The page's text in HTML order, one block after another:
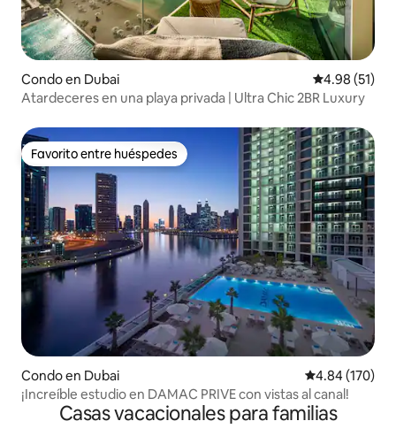
Condo en Dubai Calificación
4.98 (51)
Atardeceres en una playa privada | Ultra Chic 2BR Luxury
Favorito entre huéspedes
Favorito entre huéspedes
Condo en Dubai Calificación
4.84 (170)
¡Increíble estudio en DAMAC PRIVE con vistas al canal!
Casas vacacionales para familias